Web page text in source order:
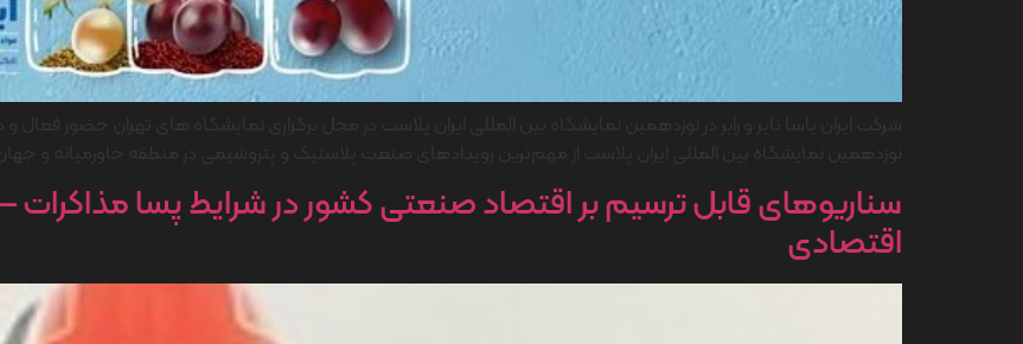
سناریوهای قابل ترسیم بر اقتصاد صنعتی کشور در شرایط پسا
اقتصادی